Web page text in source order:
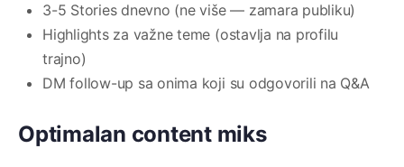
3-5 Stories dnevno (ne više — zamara publiku)
Highlights za važne teme (ostavlja na profilu
trajno)
DM follow-up sa onima koji su odgovorili na Q&A
Optimalan content miks